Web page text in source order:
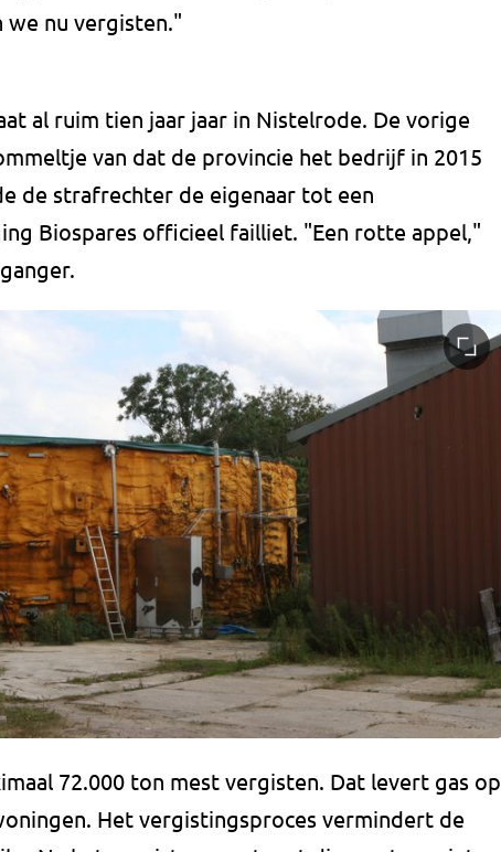
we nu vergisten."
al ruim tien jaar jaar in Nistelrode. De vorige
van dat de provincie het bedrijf in 2015
de strafrechter de eigenaar tot een
Biospares officieel failliet. "Een rotte appel,"
72.000 ton mest vergisten. Dat levert gas op
Het vergistingsproces vermindert de